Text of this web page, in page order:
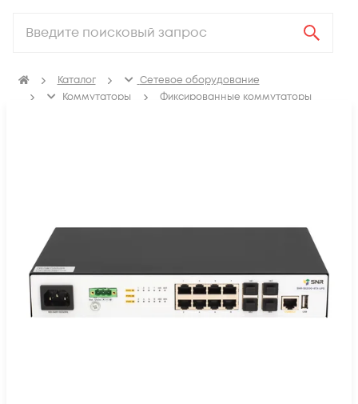
Каталог
Сетевое оборудование
Коммутаторы
Фиксированные коммутаторы